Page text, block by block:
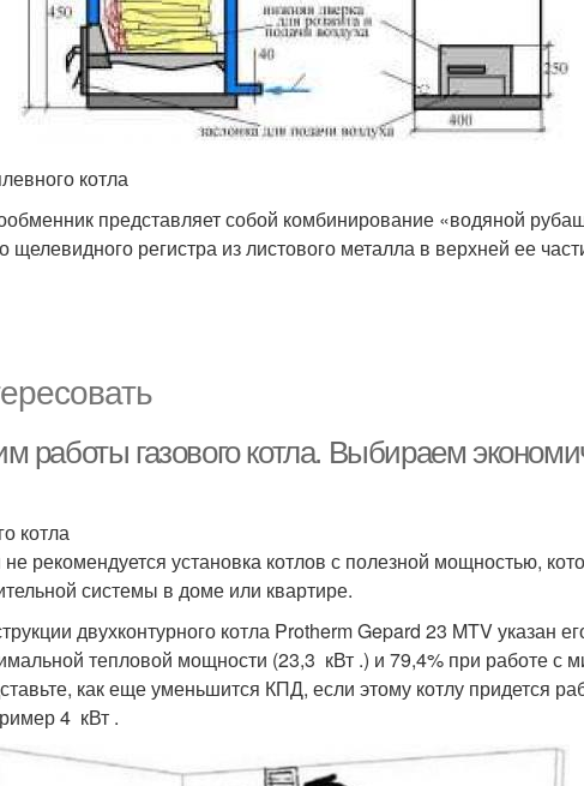
котла
представляет собой комбинирование «водяной
щелевидного регистра из листового металла в верхней ее
работы газового котла. Выбираем
котла
рекомендуется установка котлов с полезной мощностью,
системы в доме или квартире.
двухконтурного котла Protherm Gepard 23 MTV указан
тепловой мощности (23,3 кВт .) и 79,4% при работе с
как еще уменьшится КПД, если этому котлу придется
4 кВт .